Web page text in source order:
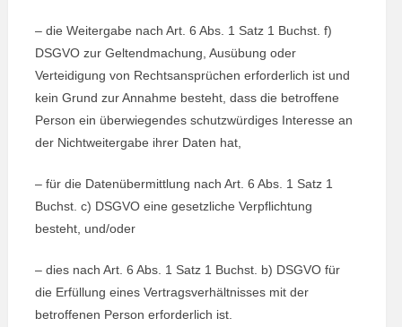
– die Weitergabe nach Art. 6 Abs. 1 Satz 1 Buchst. f)
DSGVO zur Geltendmachung, Ausübung oder
Verteidigung von Rechtsansprüchen erforderlich ist und
kein Grund zur Annahme besteht, dass die betroffene
Person ein überwiegendes schutzwürdiges Interesse an
der Nichtweitergabe ihrer Daten hat,
– für die Datenübermittlung nach Art. 6 Abs. 1 Satz 1
Buchst. c) DSGVO eine gesetzliche Verpflichtung
besteht, und/oder
– dies nach Art. 6 Abs. 1 Satz 1 Buchst. b) DSGVO für
die Erfüllung eines Vertragsverhältnisses mit der
betroffenen Person erforderlich ist.